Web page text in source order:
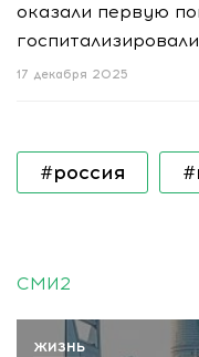
оказали первую
17 декабря 2025
#россия
СМИ2
ЖИЗНЬ